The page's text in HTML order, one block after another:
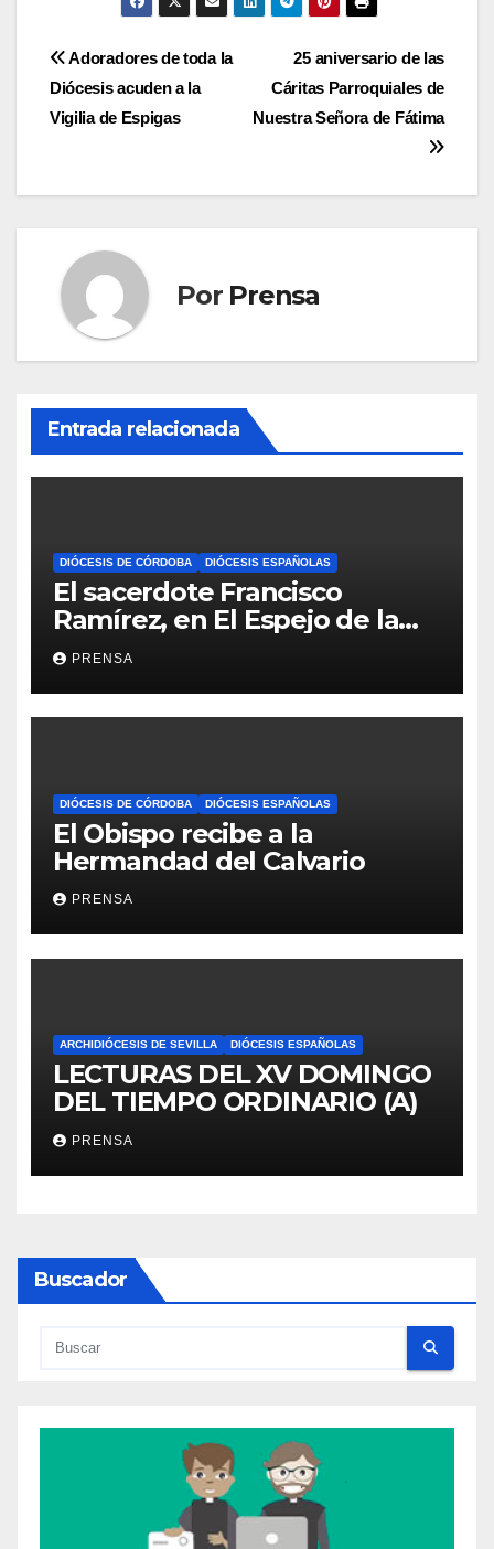
Navegación
de
25 aniversario de las
Cáritas Parroquiales de
Nuestra Señora de Fátima
Adoradores de toda la
Diócesis acuden a la
Vigilia de Espigas
Por Prensa
Entrada relacionada
DIÓCESIS DE CÓRDOBA DIÓCESIS ESPAÑOLAS
El sacerdote Francisco
Ramírez, en El Espejo de la
Iglesia
PRENSA
DIÓCESIS DE CÓRDOBA DIÓCESIS ESPAÑOLAS
El Obispo recibe a la
Hermandad del Calvario
PRENSA
ARCHIDIÓCESIS DE SEVILLA DIÓCESIS ESPAÑOLAS
LECTURAS DEL XV DOMINGO
DEL TIEMPO ORDINARIO (A)
PRENSA
Buscador